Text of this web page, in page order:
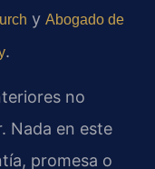
y Abogado de
.
no
Nada en este
promesa o